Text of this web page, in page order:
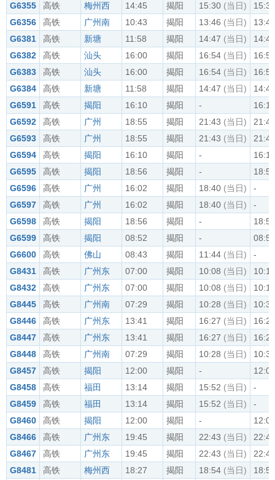
G6355
高铁 梅州西 14:45 揭阳 15:30 (当日)
15:32
G6356
高铁 广州南 10:43 揭阳 13:46 (当日)
13:48
G6381
高铁 新塘 11:58 揭阳 14:47 (当日)
14:49
G6382
高铁 汕头 16:00 揭阳 16:54 (当日)
16:56
G6383
高铁 汕头 16:00 揭阳 16:54 (当日)
16:56
G6384
高铁 新塘 11:58 揭阳 14:47 (当日)
14:49
G6591
高铁 揭阳 16:10 揭阳 -
16:10
G6592
高铁 广州 18:55 揭阳 21:43 (当日)
21:45
G6593
高铁 广州 18:55 揭阳 21:43 (当日)
21:45
G6594
高铁 揭阳 16:10 揭阳 -
16:10
G6595
高铁 揭阳 18:56 揭阳 -
18:56
G6596
高铁 广州 16:02 揭阳 18:40 (当日)
-
G6597
高铁 广州 16:02 揭阳 18:40 (当日)
-
G6598
高铁 揭阳 18:56 揭阳 -
18:56
G6599
高铁 揭阳 08:52 揭阳 -
08:52
G6600
高铁 佛山 08:43 揭阳 11:44 (当日)
-
G8431
高铁 广州东 07:00 揭阳 10:08 (当日)
10:10
G8432
高铁 广州东 07:00 揭阳 10:08 (当日)
10:10
G8445
高铁 广州南 07:29 揭阳 10:28 (当日)
10:30
G8446
高铁 广州东 13:41 揭阳 16:27 (当日)
16:29
G8447
高铁 广州东 13:41 揭阳 16:27 (当日)
16:29
G8448
高铁 广州南 07:29 揭阳 10:28 (当日)
10:30
G8457
高铁 揭阳 12:00 揭阳 -
12:00
G8458
高铁 福田 13:14 揭阳 15:52 (当日)
-
G8459
高铁 福田 13:14 揭阳 15:52 (当日)
-
G8460
高铁 揭阳 12:00 揭阳 -
12:00
G8466
高铁 广州东 19:45 揭阳 22:43 (当日)
22:45
G8467
高铁 广州东 19:45 揭阳 22:43 (当日)
22:45
G8481
高铁 梅州西 18:27 揭阳 18:54 (当日)
18:56